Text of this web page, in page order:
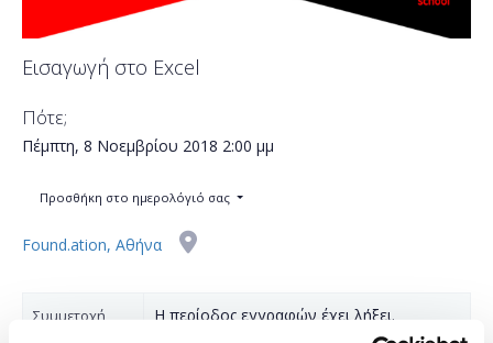
Εισαγωγή στο Excel
Πότε;
Πέμπτη, 8 Νοεμβρίου 2018 2:00 μμ
Προσθήκη στο ημερολόγιό σας
Found.ation, Αθήνα
Συμμετοχή Η περίοδος εγγραφών έχει λήξει.